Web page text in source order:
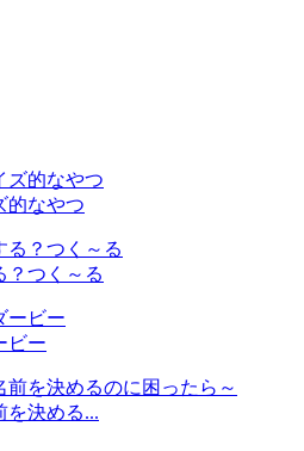
的なやつ
？つく～る
ビー
を決める...